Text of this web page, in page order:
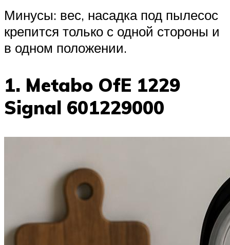
Минусы: вес, насадка под пылесос
крепится только с одной стороны и
в одном положении.
1. Metabo OfE 1229
Signal 601229000